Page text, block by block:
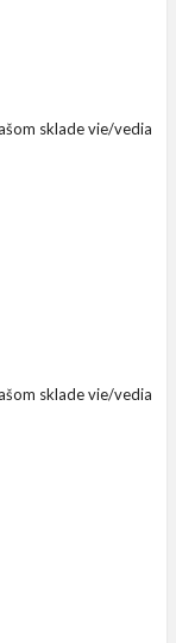
sklade vie/vedia
sklade vie/vedia